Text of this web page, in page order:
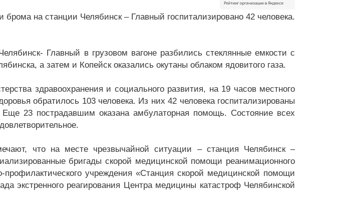
брома на станции Челябинск – Главный госпитализировано 42 человека.
Главный в грузовом вагоне разбились стеклянные емкости с
а затем и Копейск оказались окутаны облаком ядовитого газа.
здравоохранения и социального развития, на 19 часов местного
обратилось 103 человека. Из них 42 человека госпитализированы
23 пострадавшим оказана амбулаторная помощь. Состояние всех
что на месте чрезвычайной ситуации – станция Челябинск –
бригады скорой медицинской помощи реанимационного
учреждения «Станция скорой медицинской помощи
экстренного реагирования Центра медицины катастроф Челябинской